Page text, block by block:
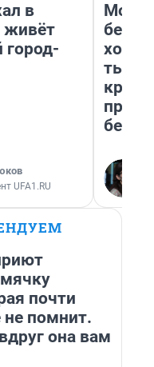
в
живёт
город-
UFA1.RU
Мой
почти
не помнит.
она вам